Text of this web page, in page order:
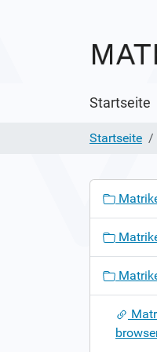
Startseite
Startseite